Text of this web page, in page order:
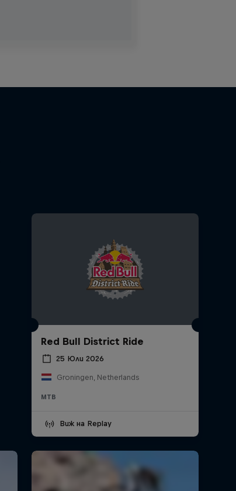
Red Bull District Ride
25 Юли 2026
Groningen, Netherlands
MTB
Виж на Replay